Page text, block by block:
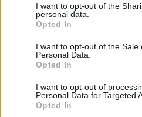
I want to opt-out of the
personal data.
Opted In
I want to opt-out of the Sale
Personal Data.
Opted In
I want to opt-out of
Personal Data for Targeted
Opted In
Compositor de Vila
obra ao
6 de Agosto, 2026